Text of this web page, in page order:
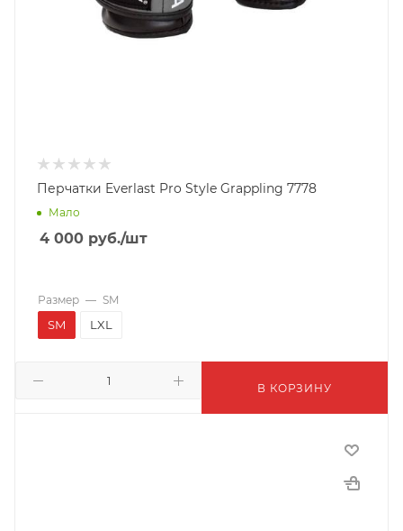
Перчатки Everlast Pro Style Grappling 7778
Мало
4 000 руб./шт
В КОРЗИНУ
Размер — SM
SM LXL